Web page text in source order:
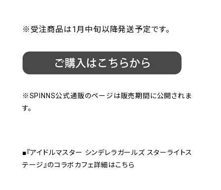
※受注商品は1月中旬以降発送予定です。
※SPINNS公式通販のページは販売期間に公開されま
す。
■『アイドルマスター シンデレラガールズ スターライトス
テージ』のコラボカフェ詳細はこちら